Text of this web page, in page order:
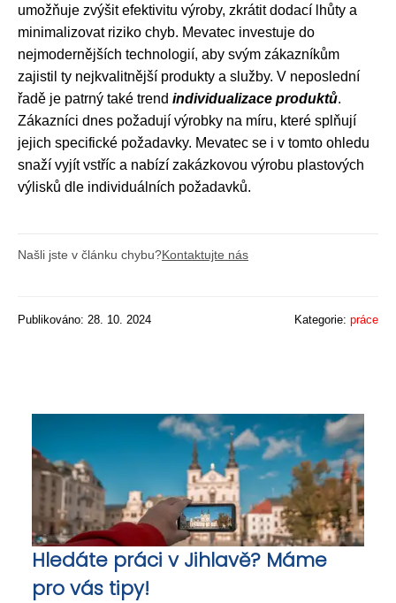
umožňuje zvýšit efektivitu výroby, zkrátit dodací lhůty a
minimalizovat riziko chyb. Mevatec investuje do
nejmodernějších technologií, aby svým zákazníkům
zajistil ty nejkvalitnější produkty a služby. V neposlední
řadě je patrný také trend individualizace produktů.
Zákazníci dnes požadují výrobky na míru, které splňují
jejich specifické požadavky. Mevatec se i v tomto ohledu
snaží vyjít vstříc a nabízí zakázkovou výrobu plastových
výlisků dle individuálních požadavků.
Našli jste v článku chybu?Kontaktujte nás
Publikováno: 28. 10. 2024 Kategorie: práce
Hledáte práci v Jihlavě? Máme
pro vás tipy!